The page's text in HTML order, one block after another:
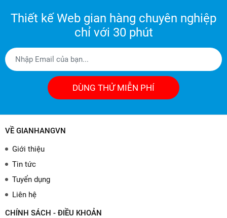
Thiết kế Web gian hàng chuyên nghiệp
chỉ với 30 phút
DÙNG THỬ MIỄN PHÍ
VỀ GIANHANGVN
Giới thiệu
Tin tức
Tuyển dụng
Liên hệ
CHÍNH SÁCH - ĐIỀU KHOẢN